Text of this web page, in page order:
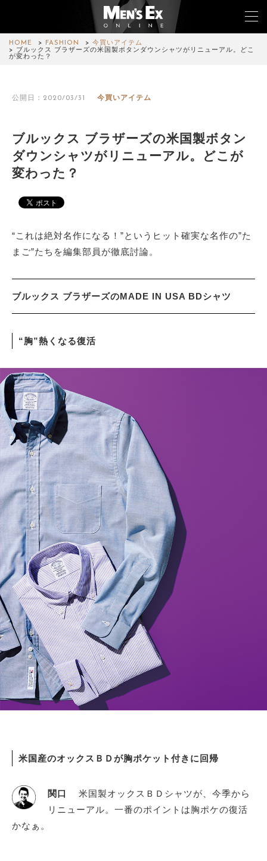
HOME FASHION
今買いアイテム
ブルックス ブラザーズの米国製ボタンダウンシャツがリニューアル。どこ
が変わった？
公開日：2020/03/31 今買いアイテム
ブルックス ブラザーズの米国製ボタン
ダウンシャツがリニューアル。どこが
変わった？
“これは絶対名作になる！”というヒット確実な名作の”た
まご”たちを編集部員が徹底討論。
ブルックス ブラザーズのMADE IN USA BDシャツ
“胸”熱くなる復活
米国産のオックスＢＤが胸ポケット付きに回帰
関口
米国製オックスＢＤシャツが、今季から
リニューアル。一番のポイントは胸ポケの復活
かなぁ。
FASHION
WATCH
CAR&BIKE
COLUMN
MAGAZINE
サイトマップ